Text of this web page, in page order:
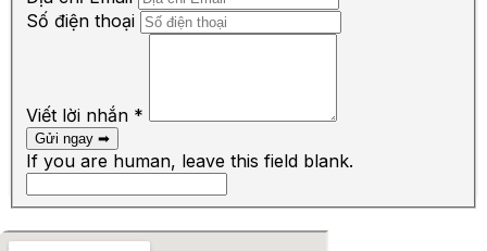
Số điện thoại
Viết lời nhắn *
Gửi ngay ➡︎
If you are human, leave this field blank.